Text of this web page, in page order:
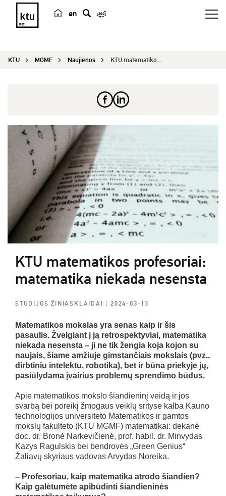
en
e
KTU MGMF Naujienos KTU matematikos profesoriai: matematika niekada ...
KTU matematikos profesoriai:
matematika niekada nesensta
STUDIJOS ŽINIASKLAIDAI | 2024-03-13
Matematikos mokslas yra senas kaip ir šis
pasaulis. Žvelgiant į ją retrospektyviai, matematika
niekada nesensta – ji ne tik žengia koja kojon su
naujais, šiame amžiuje gimstančiais mokslais (pvz.,
dirbtiniu intelektu, robotika), bet ir būna priekyje jų,
pasiūlydama įvairius problemų sprendimo būdus.
Apie matematikos mokslo šiandieninį veidą ir jos
svarbą bei poreikį žmogaus veiklų srityse kalba Kauno
technologijos universiteto Matematikos ir gamtos
mokslų fakulteto (KTU MGMF) matematikai: dekanė
doc. dr. Bronė Narkevičienė, prof. habil. dr. Minvydas
Kazys Ragulskis bei bendrovės „Green Genius“
Žaliavų skyriaus vadovas Arvydas Noreika.
– Profesoriau, kaip matematika atrodo šiandien?
Kaip galėtumėte apibūdinti šiandieninės